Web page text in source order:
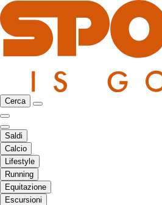
Cerca
Saldi
Calcio
Lifestyle
Running
Equitazione
Escursioni